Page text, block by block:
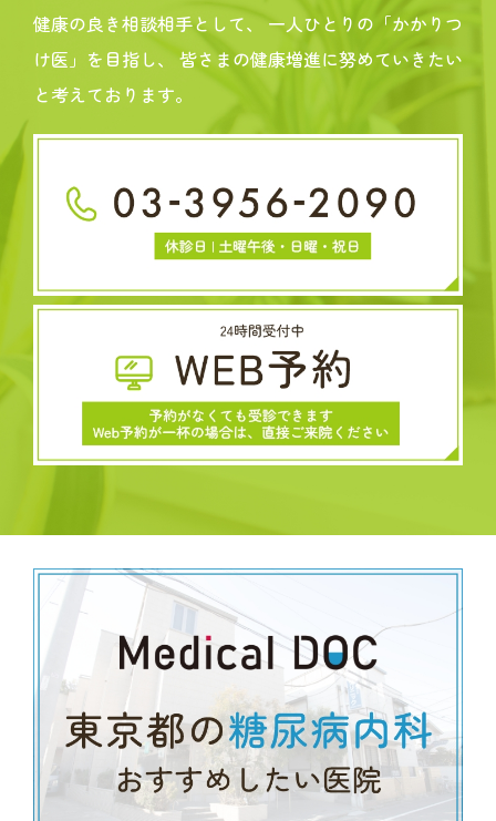
健康の良き相談相手として、 一人ひとりの「かかりつ
け医」を目指し、皆さまの健康増進に努めていきたい
と考えております。